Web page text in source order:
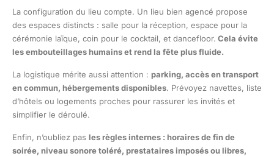
La configuration du lieu compte. Un lieu bien agencé propose
des espaces distincts : salle pour la réception, espace pour la
cérémonie laïque, coin pour le cocktail, et dancefloor. Cela évite
les embouteillages humains et rend la fête plus fluide.
La logistique mérite aussi attention : parking, accès en transport
en commun, hébergements disponibles. Prévoyez navettes, liste
d’hôtels ou logements proches pour rassurer les invités et
simplifier le déroulé.
Enfin, n’oubliez pas les règles internes : horaires de fin de
soirée, niveau sonore toléré, prestataires imposés ou libres,